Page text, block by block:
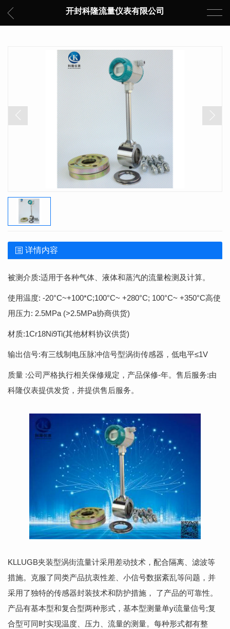
开封科隆流量仪表有限公司
详情内容
被测介质:适用于各种气体、液体和蒸汽的流量检测及计算。
使用温度: -20°C~+100*C;100°C~ +280°C; 100°C~ +350°C高使
用压力: 2.5MPa (>2.5MPa协商供货)
材质:1Cr18Ni9Ti(其他材料协议供货)
输出信号:有三线制电压脉冲信号型涡街传感器，低电平≤1V
质量 :公司严格执行相关保修规定，产品保修-年。售后服务:由
科隆仪表提供发货，并提供售后服务。
KLLUGB夹装型涡街流量计采用差动技术，配合隔离、滤波等
措施。克服了同类产品抗衷性差、小信号数据紊乱等问题，并
采用了独特的传感器封装技术和防护措施， 了产品的可靠性。
产品有基本型和复合型两种形式，基本型测量单yi流量信号;复
合型可同时实现温度、压力、流量的测量。每种形式都有整